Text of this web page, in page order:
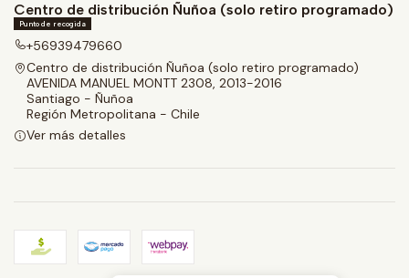
Centro de distribución Ñuñoa (solo retiro programado)
Punto de recogida
+56939479660
Centro de distribución Ñuñoa (solo retiro programado)
AVENIDA MANUEL MONTT 2308, 2013-2016
Santiago - Ñuñoa
Región Metropolitana - Chile
Ver más detalles